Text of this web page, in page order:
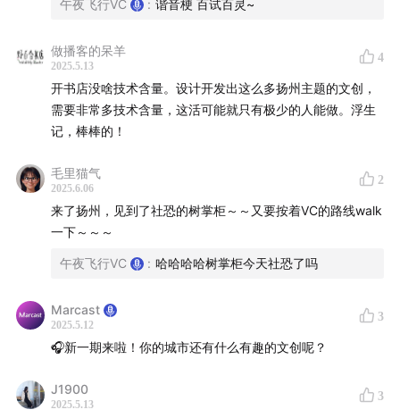
发了一些创意
23:14 作为扬州本地人，树掌柜的日常也在不断探索城市
的更深处
王安石「泊船瓜洲」的船票冰箱贴，链接起了一系
37:07 扬州城的四季风物，也绝对不能错过！春天的玉兰
和樱花，秋天的银杏……
两个tag「扬州好好」和「好好扬州」是什么意思？
44:07 树掌柜享受扬州的最佳方式大公开！极具参考价
值！
州的关联
午夜飞行VC
: 谐音梗 百试百灵~
做播客的呆羊
2025.5.13
4
开书店没啥技术含量。设计开发出这么多扬州主题的文创，
需要非常多技术含量，这活可能就只有极少的人能做。浮生
记，棒棒的！
毛里猫气
2025.6.06
2
来了扬州，见到了社恐的树掌柜～～又要按着VC的路线walk
一下～～～
午夜飞行VC : 哈哈哈哈树掌柜今天社恐了吗
Marcast
2025.5.12
3
🎧新一期来啦！你的城市还有什么有趣的文创呢？
J1900
2025.5.13
3